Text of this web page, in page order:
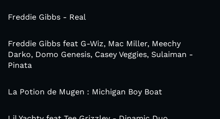
Freddie Gibbs - Real
Freddie Gibbs feat G-Wiz, Mac Miller, Meechy
Darko, Domo Genesis, Casey Veggies, Sulaiman -
Pinata
La Potion de Mugen : Michigan Boy Boat